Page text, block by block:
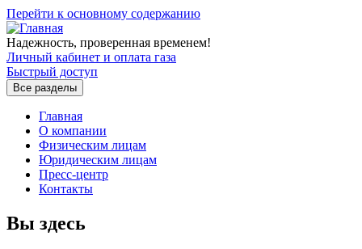
Перейти к основному содержанию
Надежность, проверенная временем!
Личный кабинет и оплата газа
Быстрый доступ
Все разделы
Главная
О компании
Физическим лицам
Юридическим лицам
Пресс-центр
Контакты
Вы здесь